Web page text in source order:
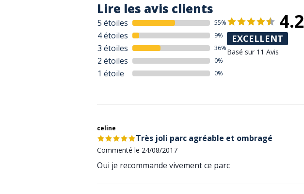
Lire les avis clients
5 étoiles 55%
4 étoiles 9%
3 étoiles 36%
2 étoiles 0%
1 étoile 0%
4.2
EXCELLENT
Basé sur 11 Avis
celine
Très joli parc agréable et ombragé
Commenté le 24/08/2017
Oui je recommande vivement ce parc